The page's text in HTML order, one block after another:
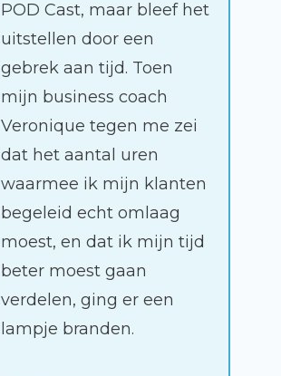
POD Cast, maar bleef het
uitstellen door een
gebrek aan tijd. Toen
mijn business coach
Veronique tegen me zei
dat het aantal uren
waarmee ik mijn klanten
begeleid echt omlaag
moest, en dat ik mijn tijd
beter moest gaan
verdelen, ging er een
lampje branden.